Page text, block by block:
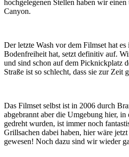
hochgelegenen Stellen haben wir
Canyon.
Der letzte Wash vor dem Filmset hat
Bodenfreiheit hat, setzt definitiv auf.
und sind schon auf dem Picknickplatz
Straße ist so schlecht, dass sie zur Zeit
Das Filmset selbst ist in 2006 durch
abgebrannt aber die Umgebung hier, in
gedreht wurden, ist immer noch
Grillsachen dabei haben, hier wäre
gewesen! Noch dazu sind wir wieder